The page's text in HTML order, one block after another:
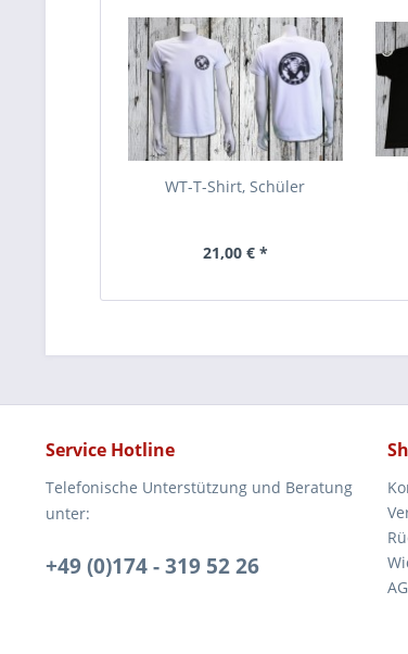
WT-T-Shirt, Schüler
21,00 € *
Service Hotline
Telefonische Unterstützung und Beratung
unter:
+49 (0)174 - 319 52 26‬